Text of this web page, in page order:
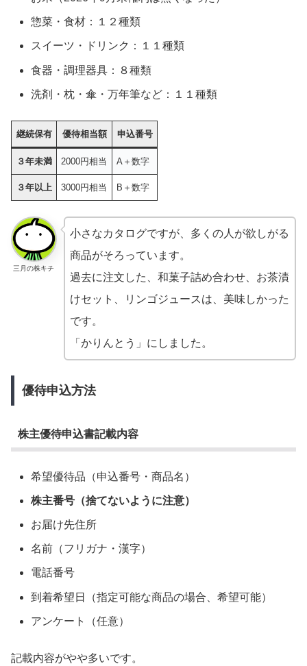
惣菜・食材：１２種類
スイーツ・ドリンク：１１種類
食器・調理器具：８種類
洗剤・枕・傘・万年筆など：１１種類
継続保有 優待相当額 申込番号
３年未満 2000円相当 A＋数字
３年以上 3000円相当 B＋数字
三月の株キチ
小さなカタログですが、多くの人が欲しがる
商品がそろっています。
過去に注文した、和菓子詰め合わせ、お茶漬
けセット、リンゴジュースは、美味しかった
です。
「かりんとう」にしました。
優待申込方法
株主優待申込書記載内容
希望優待品（申込番号・商品名）
株主番号（捨てないように注意）
お届け先住所
名前（フリガナ・漢字）
電話番号
到着希望日（指定可能な商品の場合、希望可能）
アンケート（任意）
記載内容がやや多いです。